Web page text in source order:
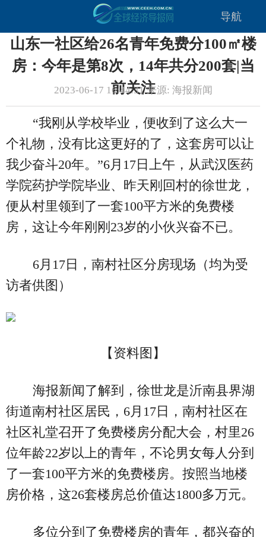
导航
山东一社区给26名青年免费分100㎡楼
房：今年是第8次，14年共分200套|当
前关注
2023-06-17 16:44:31 来源: 海报新闻
“我刚从学校毕业，便收到了这么大一
个礼物，没有比这更好的了，这套房可以让
我少奋斗20年。”6月17日上午，从武汉医药
学院药护学院毕业、昨天刚回村的徐世龙，
便从村里领到了一套100平方米的免费楼
房，这让今年刚刚23岁的小伙兴奋不已。
6月17日，南村社区分房现场（均为受
访者供图）
【资料图】
海报新闻了解到，徐世龙是沂南县界湖
街道南村社区居民，6月17日，南村社区在
社区礼堂召开了免费楼房分配大会，村里26
位年龄22岁以上的青年，不论男女每人分到
了一套100平方米的免费楼房。按照当地楼
房价格，这26套楼房总价值达1800多万元。
多位分到了免费楼房的青年，都兴奋的